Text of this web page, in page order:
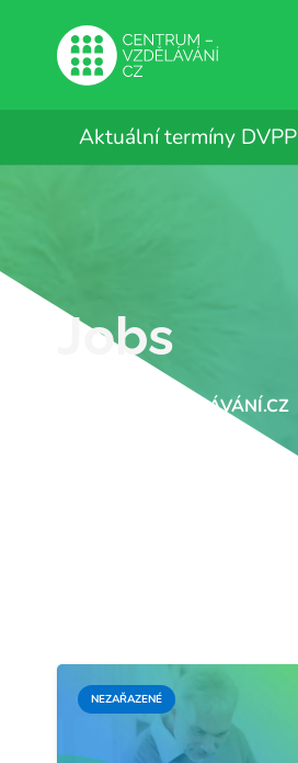
Aktuální termíny DVPP
Jobs
CENTRUM-VZDĚLÁVÁNÍ.CZ
NEZAŘAZENÉ